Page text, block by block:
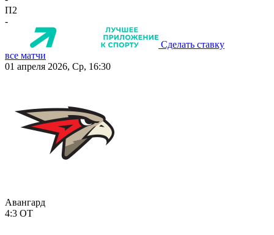
П2
-
Сделать ставку
все матчи
01 апреля 2026, Ср, 16:30
Авангард
4:3 ОТ